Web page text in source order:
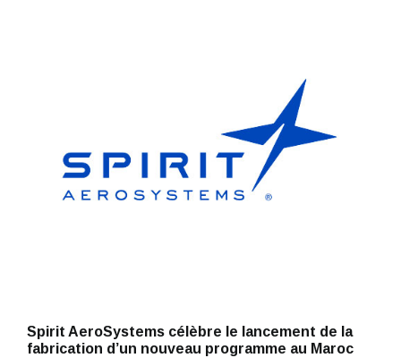
Spirit AeroSystems célèbre le lancement de la
fabrication d’un nouveau programme au Maroc